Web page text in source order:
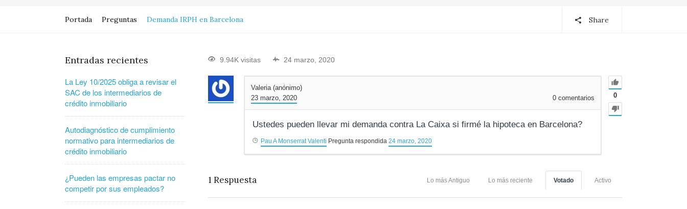
Portada Preguntas Demanda IRPH en Barcelona Share
9.94K visitas 24 marzo, 2020
0
Valeria (anónimo)
23 marzo, 2020
0 comentarios
Ustedes pueden llevar mi demanda contra La Caixa si firmé la hipoteca en Barcelona?
Pau A Monserrat Valenti Pregunta respondida 24 marzo, 2020
1 Respuesta Activo
Votado
Lo más reciente
Lo más Antiguo
Entradas recientes
La Ley 10/2025 obliga a revisar el
SAC de los intermediarios de
crédito inmobiliario
Autodiagnóstico de cumplimiento
normativo para intermediarios de
crédito inmobiliario
¿Pueden las empresas pactar no
competir por sus empleados?